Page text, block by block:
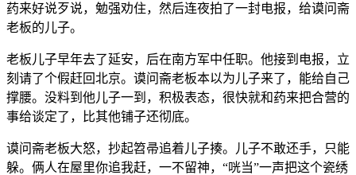
药来好说歹说，勉强劝住，然后连夜拍了一封电报，给谟问斋
老板的儿子。
老板儿子早年去了延安，后在南方军中任职。他接到电报，立
刻请了个假赶回北京。谟问斋老板本以为儿子来了，能给自己
撑腰。没料到他儿子一到，积极表态，很快就和药来把合营的
事给谈定了，比其他铺子还彻底。
谟问斋老板大怒，抄起笤帚追着儿子揍。儿子不敢还手，只能
躲。俩人在屋里你追我赶，一不留神，“咣当”一声把这个瓷绣